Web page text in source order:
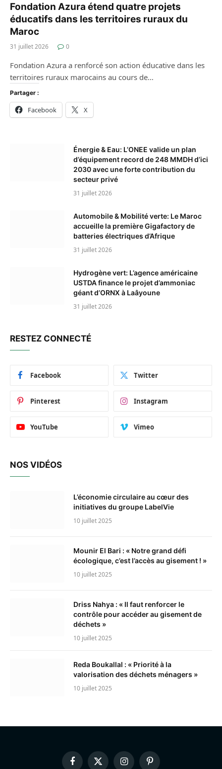
Fondation Azura étend quatre projets
éducatifs dans les territoires ruraux du
Maroc
31 juillet 2026 0
Fondation Azura a renforcé son action éducative dans les
territoires ruraux marocains au cours de…
Partager :
Facebook X
Énergie & Eau: L’ONEE valide un plan
d’équipement record de 248 MMDH d’ici
2030 avec une forte contribution du
secteur privé
31 juillet 2026
Automobile & Mobilité verte: Le Maroc
accueille la première Gigafactory de
batteries électriques d’Afrique
31 juillet 2026
Hydrogène vert: L’agence américaine
USTDA finance le projet d’ammoniac
géant d’ORNX à Laâyoune
31 juillet 2026
RESTEZ CONNECTÉ
Facebook Twitter
Pinterest Instagram
YouTube Vimeo
NOS VIDÉOS
L’économie circulaire au cœur des
initiatives du groupe LabelVie
10 juillet 2025
Mounir El Bari : « Notre grand défi
écologique, c’est l’accès au gisement ! »
10 juillet 2025
Driss Nahya : « Il faut renforcer le
contrôle pour accéder au gisement de
déchets »
10 juillet 2025
Reda Boukallal : « Priorité à la
valorisation des déchets ménagers »
10 juillet 2025
FacebookX InstagramPinterest